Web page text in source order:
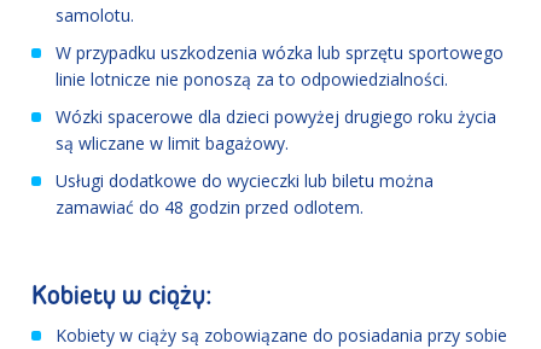
samolotu.
W przypadku uszkodzenia wózka lub sprzętu sportowego
linie lotnicze nie ponoszą za to odpowiedzialności.
Wózki spacerowe dla dzieci powyżej drugiego roku życia
są wliczane w limit bagażowy.
Usługi dodatkowe do wycieczki lub biletu można
zamawiać do 48 godzin przed odlotem.
Kobiety w ciąży:
Kobiety w ciąży są zobowiązane do posiadania przy sobie